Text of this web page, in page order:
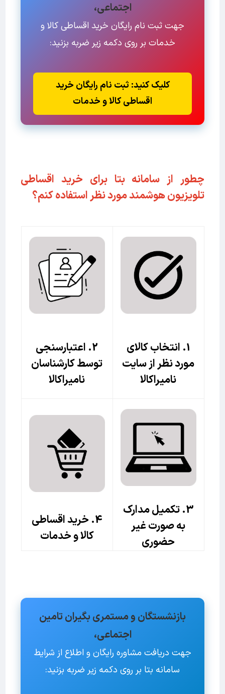
اجتماعی،
جهت ثبت نام رایگان خرید اقساطی کالا و
خدمات بر روی دکمه زیر ضربه بزنید:
کلیک کنید: ثبت نام رایگان خرید
اقساطی کالا و خدمات
چطور از سامانه بتا برای خرید اقساطی
تلویزیون هوشمند مورد نظر استفاده کنم؟
1. انتخاب کالای
مورد نظر از سایت
نامیراکالا
2. اعتبارسنجی
توسط کارشناسان
نامیراکالا
3. تکمیل مدارک
به صورت غیر
حضوری
4. خرید اقساطی
کالا و خدمات
بازنشستگان و مستمری بگیران تامین
اجتماعی،
جهت دریافت مشاوره رایگان و اطلاع از شرایط
سامانه بتا بر روی دکمه زیر ضربه بزنید: